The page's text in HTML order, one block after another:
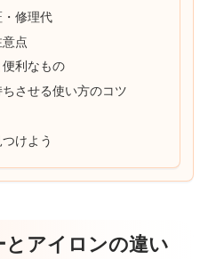
修理代
点
利なもの
させる使い方のコツ
けよう
とアイロンの違い